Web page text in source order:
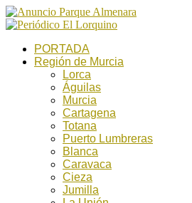
PORTADA
Región de Murcia
Lorca
Águilas
Murcia
Cartagena
Totana
Puerto Lumbreras
Blanca
Caravaca
Cieza
Jumilla